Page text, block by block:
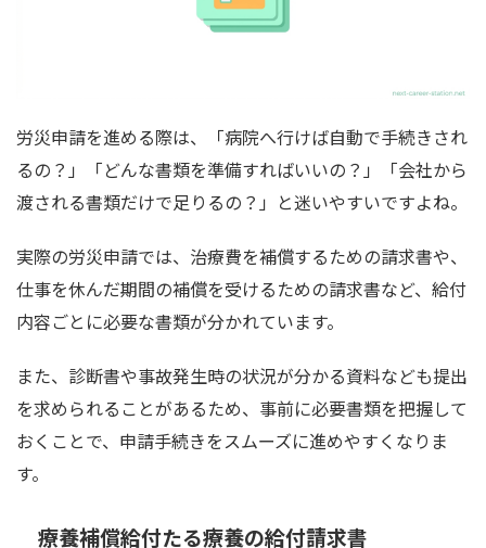
労災申請を進める際は、「病院へ行けば自動で手続きされ
るの？」「どんな書類を準備すればいいの？」「会社から
渡される書類だけで足りるの？」と迷いやすいですよね。
実際の労災申請では、治療費を補償するための請求書や、
仕事を休んだ期間の補償を受けるための請求書など、給付
内容ごとに必要な書類が分かれています。
また、診断書や事故発生時の状況が分かる資料なども提出
を求められることがあるため、事前に必要書類を把握して
おくことで、申請手続きをスムーズに進めやすくなりま
す。
療養補償給付たる療養の給付請求書